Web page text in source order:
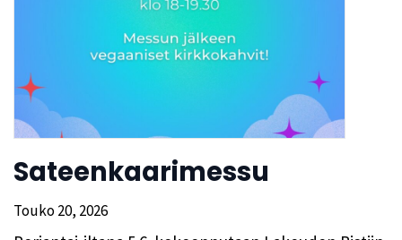
Sateenkaarimessu
Touko 20, 2026